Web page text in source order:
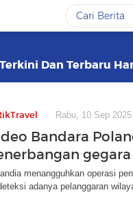
Dan Terbaru
Rabu, 10 Sep
Bandara
gegara
menangguhkan operasi
adanya pelanggaran